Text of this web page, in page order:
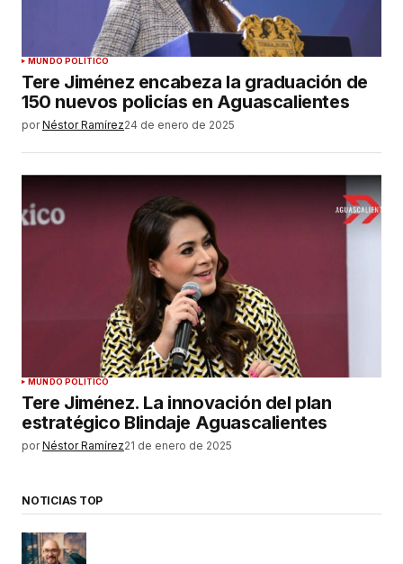
MUNDO POLÍTICO
Tere Jiménez encabeza la graduación de
150 nuevos policías en Aguascalientes
por Néstor Ramírez24 de enero de 2025
MUNDO POLÍTICO
Tere Jiménez. La innovación del plan
estratégico Blindaje Aguascalientes
por Néstor Ramírez21 de enero de 2025
NOTICIAS TOP